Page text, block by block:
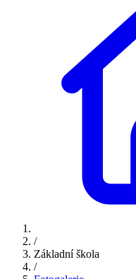
/
Základní škola
/